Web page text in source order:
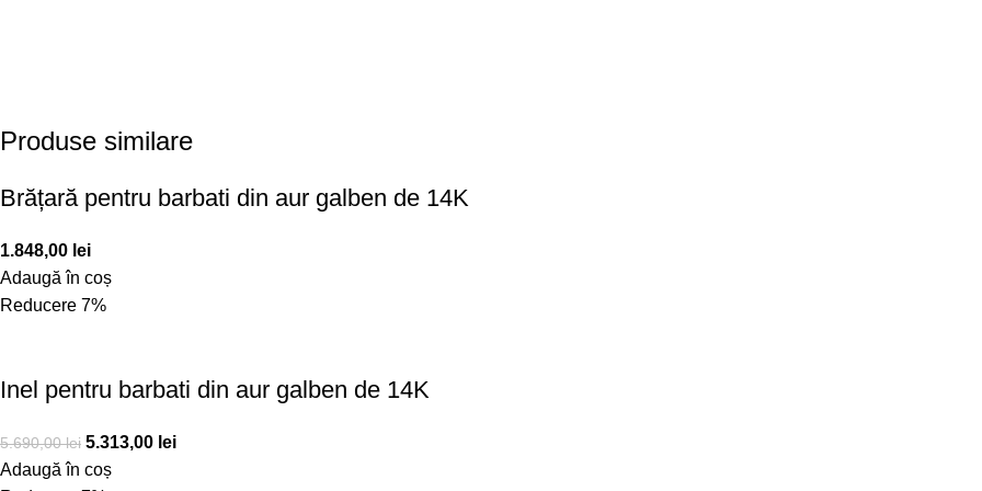
Produse similare
Brățară pentru barbati din aur galben de 14K
1.848,00 lei
Adaugă în coș
Reducere 7%
Inel pentru barbati din aur galben de 14K
5.690,00lei 5.313,00 lei
Adaugă în coș